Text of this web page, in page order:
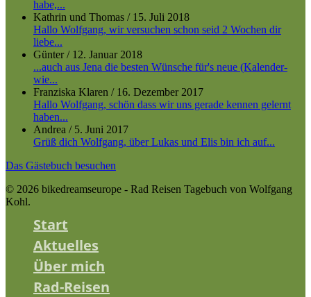
habe,...
Kathrin und Thomas / 15. Juli 2018
Hallo Wolfgang, wir versuchen schon seid 2 Wochen dir
liebe...
Günter/ 12. Januar 2018
...auch aus Jena die besten Wünsche für's neue (Kalender-
wie...
Franziska Klaren / 16. Dezember 2017
Hallo Wolfgang, schön dass wir uns gerade kennen gelernt
haben...
Andrea / 5. Juni 2017
Grüß dich Wolfgang, über Lukas und Elis bin ich auf...
Das Gästebuch besuchen
© 2026 bikedreamseurope - Rad Reisen Tagebuch von Wolfgang
Kohl.
Start
Aktuelles
Über mich
Rad-Reisen